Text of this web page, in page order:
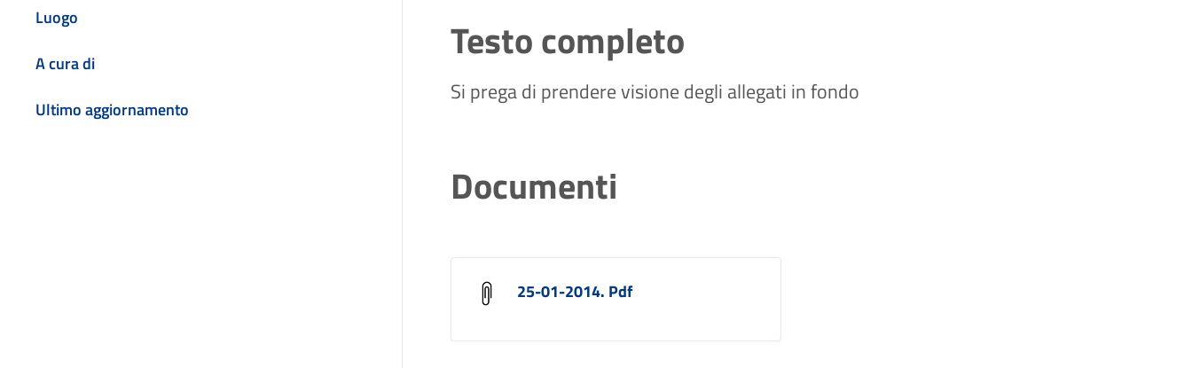
Luogo
A cura di
Ultimo aggiornamento
Testo completo
Si prega di prendere visione degli allegati in fondo
Documenti
25-01-2014. Pdf